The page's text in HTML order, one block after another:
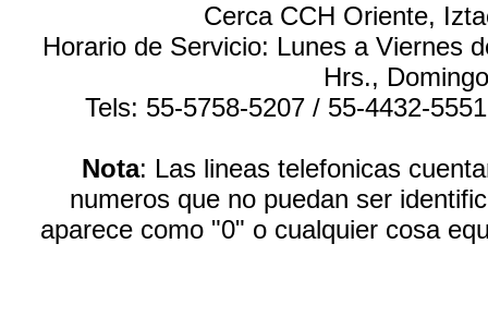
Cerca CCH Oriente,
Horario de Servicio: Lunes a Viernes
Hrs.,
Tels: 55-5758-5207 / 55-4432-
Nota: Las lineas telefonicas
numeros que no puedan ser
aparece como "0" o cualquier cosa